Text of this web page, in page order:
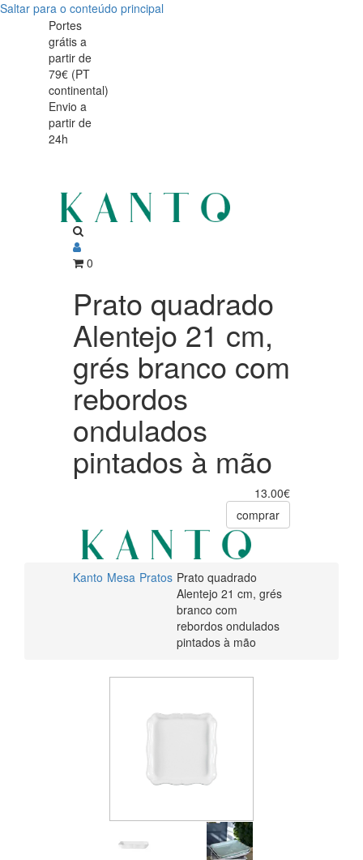
Saltar para o conteúdo principal
Prato
quadrado
Alentejo
branco
rebordos
ondulados
pintados
Prato
quadrado
Alentejo
branco
rebordos
ondulados
pintados
Portes
grátis a
partir de
79€ (PT
continental)
Envio a
partir de
24h
0
Prato quadrado
Alentejo 21 cm,
grés branco com
rebordos
ondulados
pintados à mão
13.00€
comprar
Kanto Mesa Pratos Prato quadrado
Alentejo 21 cm, grés
branco com
rebordos ondulados
pintados à mão